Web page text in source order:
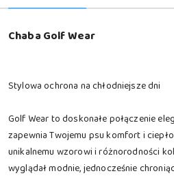
Chaba Golf Wear
Stylowa ochrona na chłodniejsze dni
Golf Wear to doskonałe połączenie
zapewnia Twojemu psu komfort i
unikalnemu wzorowi i różnorodności
wyglądał modnie, jednocześnie